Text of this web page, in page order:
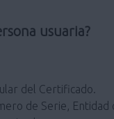
usuaria?
del Certificado.
de Serie,